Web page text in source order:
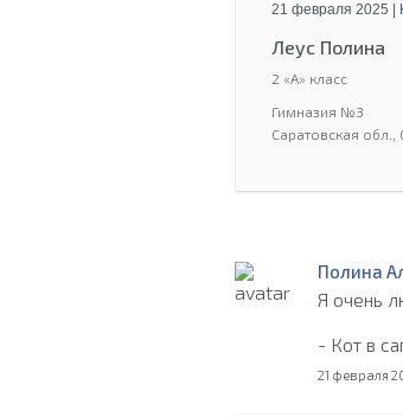
21 февраля 2025 |
Леус Полина
2 «А» класс
Гимназия №3
Саратовская обл.,
Полина
Я очень
- Кот в
21 февраля